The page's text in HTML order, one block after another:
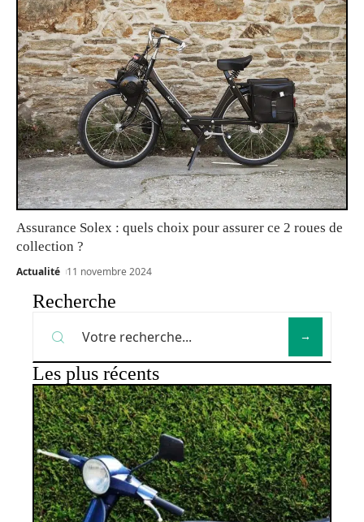
Assurance Solex : quels choix pour assurer ce 2 roues de
collection ?
Actualité 11 novembre 2024
Recherche
Les plus récents